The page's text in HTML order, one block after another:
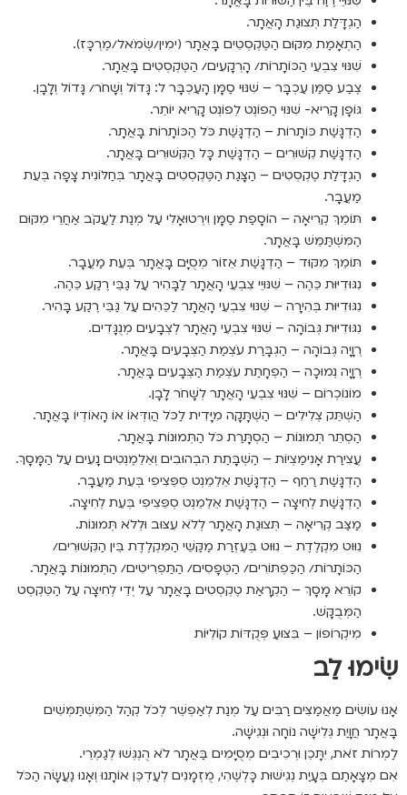
הַגְדָּלַת תְּצוּגַת הָאֲתָר.
הַתְאָמַת מִקּוּם הַטֶּקְסְטִים בָּאֲתָר (ימִין/שְׂמֹאל/מֶרְכָּז).
שִׁנּוּי צִבְעֵי הַכּוֹתָרוֹת/ הָרְקָעִים/ הַטֶּקְסְטִים בָּאֲתָר.
צֶבַע סַמַּן עַכְבָּר – שִׁנּוּי סַמָּן הָעַכְבָּר ל: גָּדוֹל וְשָׁחֹר/ גָּדוֹל וְלָבָן.
גּוֹפָן קָרִיא- שִׁנּוּי הַפוֹנְט לְפוֹנְט קָרִיא יוֹתֵר.
הַדְגָּשַׁת כּוֹתָרוֹת – הַדְגָּשַׁת כֹּל הַכּוֹתָרוֹת בָּאֲתָר.
הַדְגָּשַׁת קִשּׁוּרִים – הַדְגָּשַׁת כָּל הַקִּשּׁוּרִים בָּאֲתָר.
הַגְדָּלַת טֶקְסְטִים – הַצָּגַת הַטֶּקְסְטִים בָּאֲתָר בְּחַלּוֹנִית צָפָה בְּעֵת
מַעֲבָר.
תּוֹמֵךְ קְרִיאָה – הוֹסָפַת סַמָּן וִירְטוּאָלִי עַל מְנַת לַעֲקֹב אַחֲרֵי מִקּוּם
הַמִּשְׁתַּמֵּשׁ בָּאֲתָר.
תּוֹמֵךְ מִקּוּד – הַדְגָּשַׁת אֵזוֹר מְסֻיָּם בָּאֲתָר בְּעֵת מַעֲבָר.
נִגּוּדִיּוּת כֵּהֶה – שִׁנּוּיֵי צִבְעֵי הָאֲתָר לַבָּהִיר עַל גַּבֵּי רֶקַע כֵּהֶה.
נִגּוּדִיּוּת בְּהִירָה – שִׁנּוּי צִבְעֵי הָאֲתָר לַכֵּהִים עַל גַּבֵּי רֶקַע בָּהִיר.
נִגּוּדִיּוּת גְּבוֹהָה – שִׁנּוּי צִבְעֵי הָאֲתָר לְצְבָעִים מְנֻגָּדִים.
רְוָיָה גְּבוֹהָה – הַגְבָּרַת עֹצְמַת הַצְּבָעִים בָּאֲתָר.
רְוָיָה נְמוּכָה – הַפְחָתַת עֹצְמַת הַצְּבָעִים בָּאֲתָר.
מוֹנוֹכְרוֹם – שִׁנּוּי צִבְעֵי הָאֲתָר לְשָׁחֹר לָבָן.
הַשְׁתֵּק צְלִילִים – הַשְׁתָּקָה מִיָּדִית לַכֹּל הֲוִדְּאוֹ אוֹ הָאוֹדְיוֹ בָּאֲתָר.
הַסְתֵּר תְּמוּנוֹת – הַסְתָּרַת כֹּל הַתְּמוּנוֹת בָּאֲתָר.
עֲצִירַת אָנִימַצְיוֹת – הַשְׁבָּתַת הִבְהוּבִים וְאֵלֵמֶנְטִים נָעִים עַל הַמָּסָךְ.
הַדְגָּשַׁת רַחַף – הַדְגָּשַׁת אֵלֵמֵנְט סְפֵּצִיפִי בְּעֵת מַעֲבָר.
הַדְגָּשַׁת לְחִיצָה – הַדְגָּשַׁת אֵלֵמֵנְט סְפֵּצִיפִי בְּעֵת לְחִיצָה.
מַצַּב קְרִיאָה – תְּצוּגַת הָאֲתָר לְלֹא עִצּוּב וּלְלֹא תְּמוּנוֹת.
נִוּוּט מִקְלֶדֶת – נִוּוּט בְּעֶזְרַת מַקַּשֵׁי הַמִּקְלֶדֶת בֵּין הַקִּשּׁוּרִים/
הַכּוֹתָרוֹת/ הַכַּפְתּוֹרִים/ הַטְּפָסִים/ הַתַּפְרִיטִים/ הַתְּמוּנוֹת בָּאֲתָר.
קוֹרֵא מָסָךְ – הַקְרָאַת טֶקְסְטִים בָּאֲתָר עַל יְדֵי לְחִיצָה עַל הַטֵּקְסְט
הַמְּבֻקָּשׁ.
מִיקְרוֹפוֹן – בִּצּוּעַ פְּקֻדּוֹת קוֹלִיּוֹת
שִׂימוּ לֵב
אָנוּ עוֹשִׂים מַאֲמַצִּים רַבִּים עַל מְנַת לְאַפְשֵׁר לְכֹל קְהַל הַמִּשְׁתַּמְּשִׁים
בָּאֲתָר חֲוָיַת גְּלִישָׁה נוֹחָה וּנְגִישָׁה.
לַמְרוֹת זֹאת, יִתָּכֵן וּרְכִיבִים מְסֻיָּמִים בַּאֲתָר לֹא הֻנְגְּשׁוּ לְגַמְרֵי.
אִם מְצָאָתַם בְּעָיַת נְגִישׁוּת כָּלְשֶׁהִי, מֻזְמָנִים לְעַדְכֵּן אוֹתָנוּ וְאָנוּ נַעֲשָׂה הַכֹּל